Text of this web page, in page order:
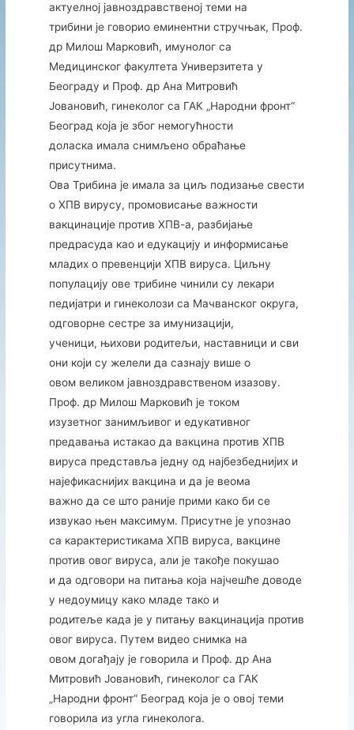
актуелној јавноздравственој теми на
трибини је говорио еминентни стручњaк, Проф.
др Милош Марковић, имунолог са
Медицинског факултета Универзитета у
Београду и Проф. др Ана Митровић
Јовановић, гинеколог са ГАК „Народни фронт“
Београд која је због немогућности
доласка имала снимљено обраћање
присутнима.
Ова Трибина је имала за циљ подизање свести
о ХПВ вирусу, промовисање важности
вакцинације против ХПВ-а, разбијање
предрасуда као и едукацију и информисање
младих о превенцији ХПВ вируса. Циљну
популацију ове трибине чинили су лекари
педијатри и гинеколози са Мачванског округа,
одговорне сестре за имунизацији,
ученици, њихови родитељи, наставници и сви
они који су желели да сазнају више о
овом великом јавноздравственом изазову.
Проф. др Милош Марковић је током
изузетног занимљивог и едукативног
предавања истакао да вакцина против ХПВ
вируса представља једну од најбезбеднијих и
најефикаснијих вакцина и да је веома
важно да се што раније прими како би се
извукао њен максимум. Присутне је упознао
са карактеристикама ХПВ вируса, вакцине
против овог вируса, али је такође покушао
и да одговори на питања која најчешће доводе
у недоумицу како младе тако и
родитеље када је у питању вакцинација против
овог вируса. Путем видео снимка на
овом догађају је говорила и Проф. др Ана
Митровић Јовановић, гинеколог са ГАК
„Народни фронт“ Београд која је о овој теми
говорила из угла гинеколога.